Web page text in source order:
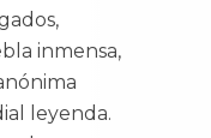
inmensa,
leyenda.